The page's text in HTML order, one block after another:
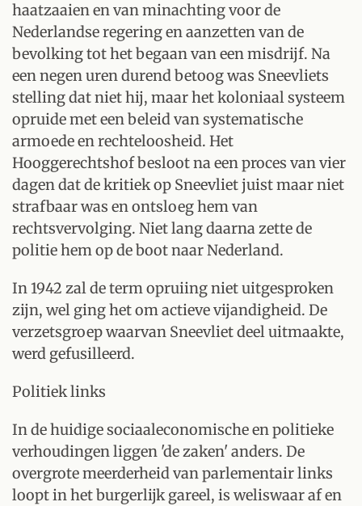
haatzaaien en van minachting voor de
Nederlandse regering en aanzetten van de
bevolking tot het begaan van een misdrijf. Na
een negen uren durend betoog was Sneevliets
stelling dat niet hij, maar het koloniaal systeem
opruide met een beleid van systematische
armoede en rechteloosheid. Het
Hooggerechtshof besloot na een proces van vier
dagen dat de kritiek op Sneevliet juist maar niet
strafbaar was en ontsloeg hem van
rechtsvervolging. Niet lang daarna zette de
politie hem op de boot naar Nederland.
In 1942 zal de term opruiing niet uitgesproken
zijn, wel ging het om actieve vijandigheid. De
verzetsgroep waarvan Sneevliet deel uitmaakte,
werd gefusilleerd.
Politiek links
In de huidige sociaaleconomische en politieke
verhoudingen liggen 'de zaken' anders. De
overgrote meerderheid van parlementair links
loopt in het burgerlijk gareel, is weliswaar af en